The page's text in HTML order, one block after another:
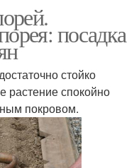
посадка
стойко
растение спокойно
покровом.